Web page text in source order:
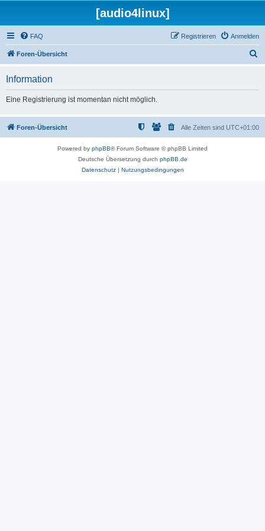
[audio4linux]
FAQ Anmelden
Registrieren
Foren-Übersicht
Information
Eine Registrierung ist momentan nicht möglich.
Foren-Übersicht Alle Zeiten sind UTC+01:00
Powered by phpBB® Forum Software © phpBB Limited
Deutsche Übersetzung durch phpBB.de
Datenschutz| Nutzungsbedingungen